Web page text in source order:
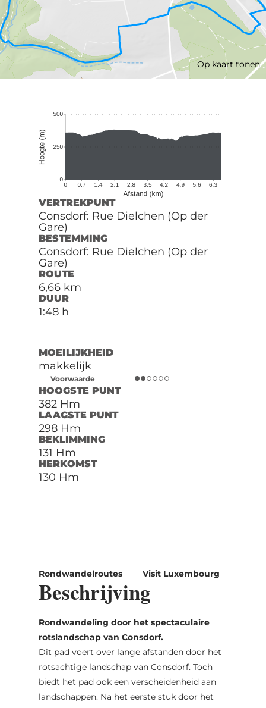
Op kaart tonen
VERTREKPUNT
Consdorf: Rue Dielchen (Op der
Gare)
BESTEMMING
Consdorf: Rue Dielchen (Op der
Gare)
ROUTE
6,66 km
DUUR
1:48 h
MOEILIJKHEID
makkelijk
Voorwaarde
HOOGSTE PUNT
382 Hm
LAAGSTE PUNT
298 Hm
BEKLIMMING
131 Hm
HERKOMST
130 Hm
Rondwandelroutes Visit Luxembourg
Beschrijving
Rondwandeling door het spectaculaire
rotslandschap van Consdorf.
Dit pad voert over lange afstanden door het
rotsachtige landschap van Consdorf. Toch
biedt het pad ook een verscheidenheid aan
landschappen. Na het eerste stuk door het